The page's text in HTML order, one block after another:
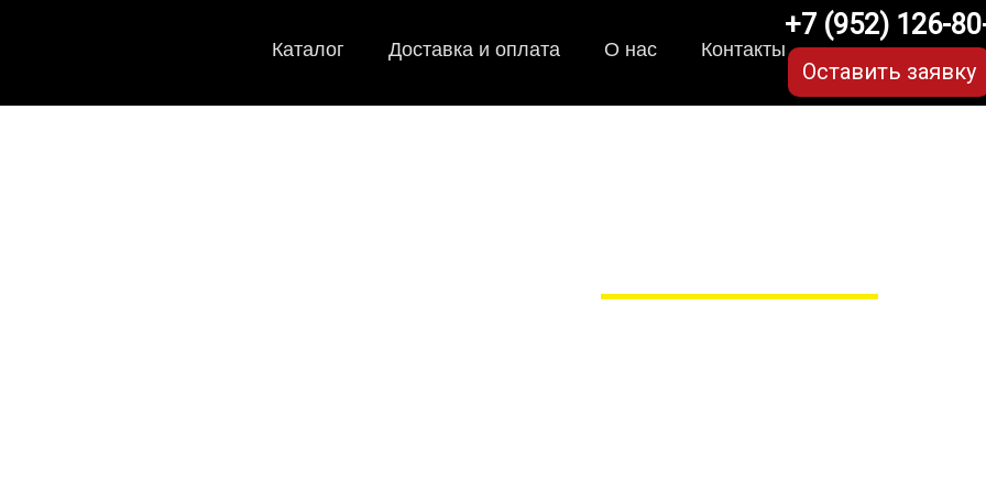
Каталог Доставка и оплата О нас Контакты
+7 (952) 126-
Оставить заявку